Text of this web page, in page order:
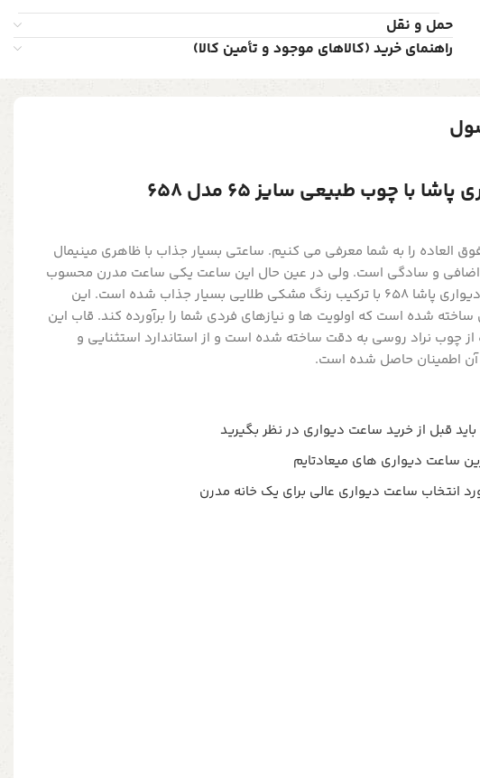
حمل و نقل
راهنمای خرید (کالاهای موجود و تأمین کالا)
با چوب طبیعی سایز 65 مدل 658
العاده را به شما معرفی می کنیم. ساعتی بسیار جذاب با ظاهری مینیمال
اضافی و سادگی است. ولی در عین حال این ساعت یکی ساعت مدرن محسوب
می شود. ساعت دیواری پاشا 658 با ترکیب رنگ مشکی طلایی بسیار جذاب شده است. این
شده است که اولویت ها و نیازهای فردی شما را برآورده کند. قاب این
از چوب نراد روسی به دقت ساخته شده است و از استاندارد استثنایی و
آن اطمینان حاصل شده است.
قبل از خرید ساعت دیواری در نظر بگیرید
انتخاب ساعت دیواری عالی برای یک خانه مدرن